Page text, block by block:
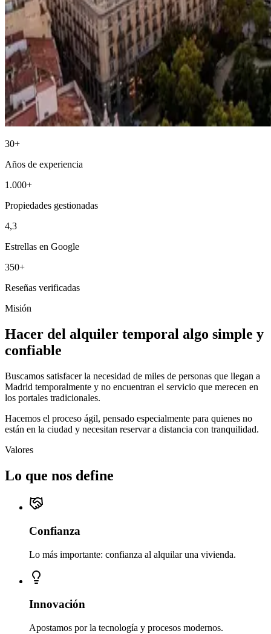
30+
Años de experiencia
1.000+
Propiedades gestionadas
4,3
Estrellas en Google
350+
Reseñas verificadas
Misión
Hacer del alquiler temporal algo simple y
confiable
Buscamos satisfacer la necesidad de miles de personas que llegan a
Madrid temporalmente y no encuentran el servicio que merecen en
los portales tradicionales.
Hacemos el proceso ágil, pensado especialmente para quienes no
están en la ciudad y necesitan reservar a distancia con tranquilidad.
Valores
Lo que nos define
Confianza
Lo más importante: confianza al alquilar una vivienda.
Innovación
Apostamos por la tecnología y procesos modernos.